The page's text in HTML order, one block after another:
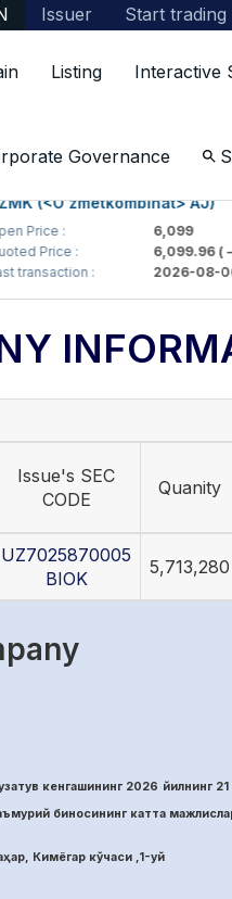
Issuer Start trading
Listing Interactive
Governance
(<O'zmetkombinat> AJ)
:
6,099
Price :
6,099.96( —
:
2026-08-06
Issue's SEC
CODE
Quanity
UZ7025870005
BIOK
5,713,280
кенгашининг 2026 йилнинг
биносининг катта
Кимёгар кўчаси ,1-уй